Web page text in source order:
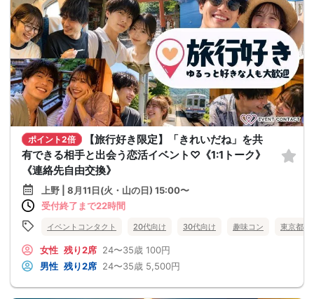
ポイント2倍
【旅行好き限定】「きれいだね」を共
有できる相手と出会う恋活イベント♡《1:1トーク》
《連絡先自由交換》
上野 | 8月11日(火・山の日) 15:00〜
受付終了まで22時間
イベントコンタクト 20代向け 30代向け 趣味コン 東京都
女性 残り2席 24〜35歳 100円
男性 残り2席 24〜35歳 5,500円